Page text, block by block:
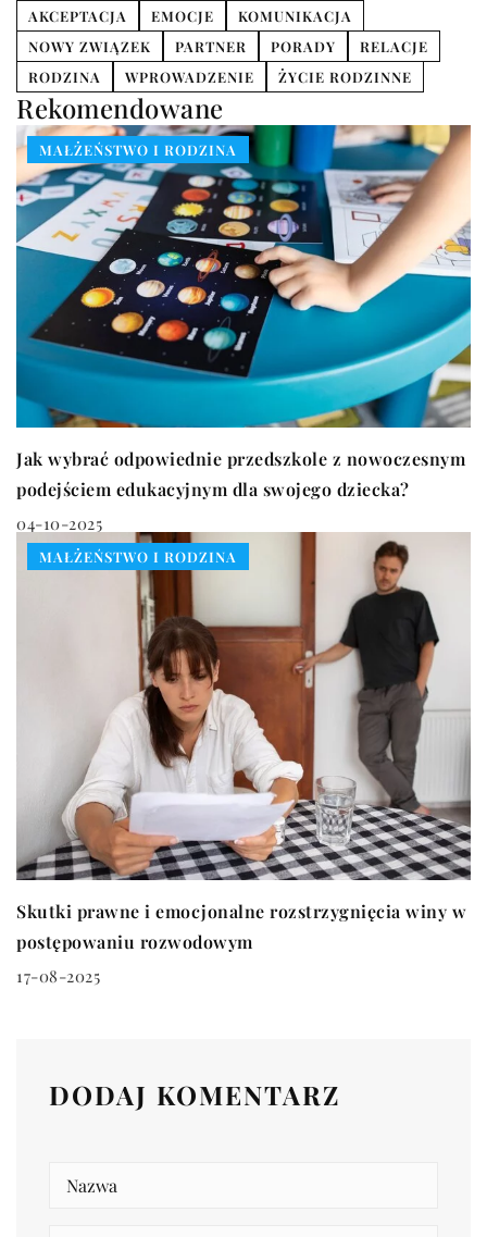
AKCEPTACJA EMOCJE
KOMUNIKACJA
NOWY ZWIĄZEK
PARTNER PORADY
RELACJE
RODZINA
WPROWADZENIE ŻYCIE RODZINNE
Rekomendowane
MAŁŻEŃSTWO I RODZINA
Jak wybrać odpowiednie przedszkole z nowoczesnym
podejściem edukacyjnym dla swojego dziecka?
04-10-2025
MAŁŻEŃSTWO I RODZINA
Skutki prawne i emocjonalne rozstrzygnięcia winy w
postępowaniu rozwodowym
17-08-2025
DODAJ KOMENTARZ